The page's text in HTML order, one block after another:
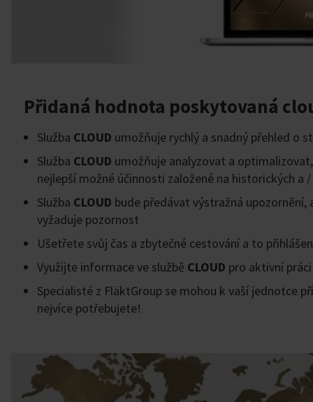
Přidaná hodnota poskytovaná
Služba CLOUD umožňuje rychlý a snadný přehled o
Služba CLOUD umožňuje analyzovat a
nejlepší možné účinnosti založené na historických a
Služba CLOUD bude předávat výstražná
vyžaduje pozornost
Ušetřete svůj čas a zbytečné cestování a to
Využijte informace ve službě CLOUD pro aktivní
Specialisté z FläktGroup se mohou k vaší jednotce
nejvíce potřebujete!